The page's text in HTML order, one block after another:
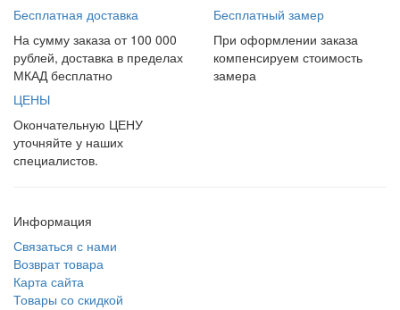
Бесплатная доставка
На сумму заказа от 100 000
рублей, доставка в пределах
МКАД бесплатно
Бесплатный замер
При оформлении заказа
компенсируем стоимость
замера
ЦЕНЫ
Окончательную ЦЕНУ
уточняйте у наших
специалистов.
Информация
Связаться с нами
Возврат товара
Карта сайта
Товары со скидкой